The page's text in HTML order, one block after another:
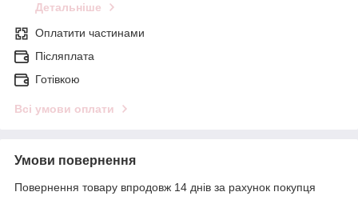
Детальніше
Оплатити частинами
Післяплата
Готівкою
Всі умови оплати
Умови повернення
Повернення товару впродовж 14 днів за рахунок покупця